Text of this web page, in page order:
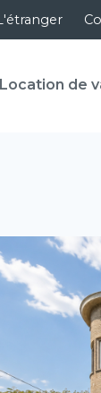
Location de